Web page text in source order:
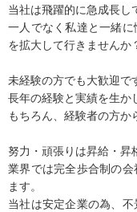
当社は飛躍的に急成長し
一人でなく私達と一緒
を拡大して行きませんか
未経験の方でも大歓迎で
長年の経験と実績を生か
もちろん、経験者の方か
努力・頑張りは昇給・昇
業界では完全歩合制の
ます。
当社は安定企業の為、